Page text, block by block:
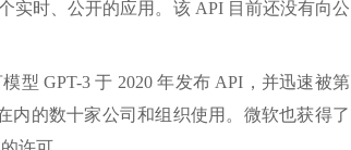
实时、公开的应用。该 API 目前还没有向公
型 GPT-3 于 2020 年发布 API，并迅速被第
内的数十家公司和组织使用。微软也获得了